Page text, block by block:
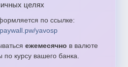
целях
по ссылке:
yavosp
ежемесячно в валюте
курсу вашего банка.